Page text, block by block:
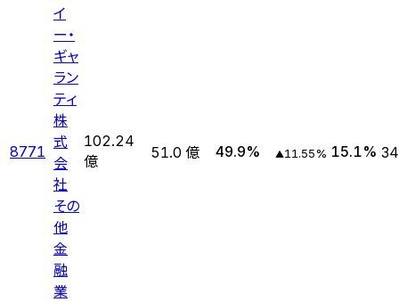
8771
イ
ー・
ギャ
ラン
ティ
株
式
会
社
その
他
金
融
業
102.24
億
51.0 億 49.9% ▲11.55% 15.1%